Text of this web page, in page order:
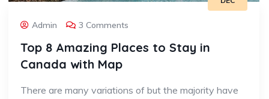
Admin 3 Comments
Top 8 Amazing Places to Stay in
Canada with Map
There are many variations of but the majority have